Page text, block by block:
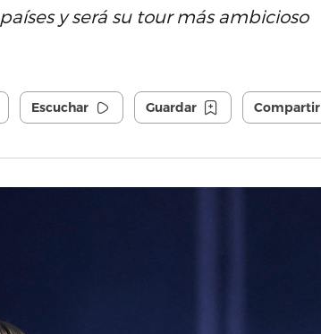
y será su tour más ambicioso
Escuchar Guardar Compartir